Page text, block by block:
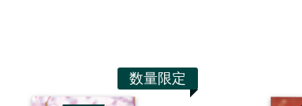
数量限定